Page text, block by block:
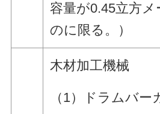
容量が0.45立方
のに限る。）
木材加工機械
（1）ドラムバー